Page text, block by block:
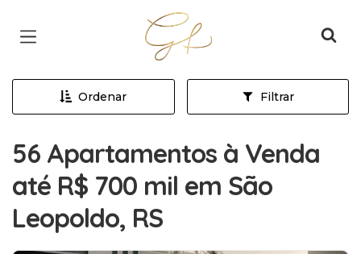
Página inicial
Ordenar Filtrar
56 Apartamentos à Venda
até R$ 700 mil em São
Leopoldo, RS